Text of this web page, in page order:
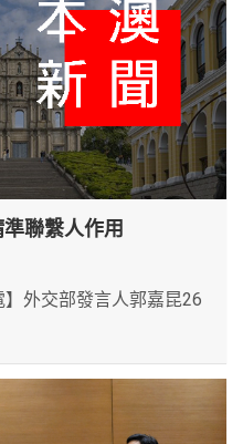
聯繫人作用
外交部發言人郭嘉昆26